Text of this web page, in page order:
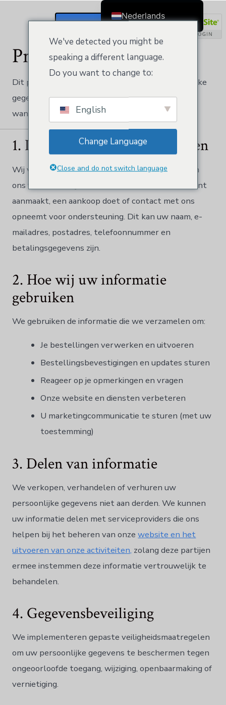
Privacybeleid
Privacybeleid
Dit privacybeleid beschrijft hoe wij uw persoonlijke
gegevens verzamelen, gebruiken en beschermen
wanneer u onze website en diensten gebruikt.
1. Informatie die we verzamelen
Wij verzamelen informatie die u rechtstreeks aan
ons verstrekt, bijvoorbeeld wanneer u een account
aanmaakt, een aankoop doet of contact met ons
opneemt voor ondersteuning. Dit kan uw naam, e-
mailadres, postadres, telefoonnummer en
betalingsgegevens zijn.
2. Hoe wij uw informatie
gebruiken
We gebruiken de informatie die we verzamelen om:
Je bestellingen verwerken en uitvoeren
Bestellingsbevestigingen en updates sturen
Reageer op je opmerkingen en vragen
Onze website en diensten verbeteren
U marketingcommunicatie te sturen (met uw
toestemming)
3. Delen van informatie
We verkopen, verhandelen of verhuren uw
persoonlijke gegevens niet aan derden. We kunnen
uw informatie delen met serviceproviders die ons
helpen bij het beheren van onzewebsite en het
uitvoeren van onze activiteiten, zolang deze partijen
ermee instemmen deze informatie vertrouwelijk te
behandelen.
4. Gegevensbeveiliging
We implementeren gepaste veiligheidsmaatregelen
om uw persoonlijke gegevens te beschermen tegen
ongeoorloofde toegang, wijziging, openbaarmaking of
vernietiging.
We've detected you might be
speaking a different language.
Do you want to change to:
English
Change Language
Close and do not switch language
Nederlands
Čeština
Ελληνικά
Français
Suomi
Bahasa Indonesia
日本語
한국어
Norsk bokmål
Slovenščina
ไทย
Українська
Русский
Tiếng Việt
العربية
简体中文